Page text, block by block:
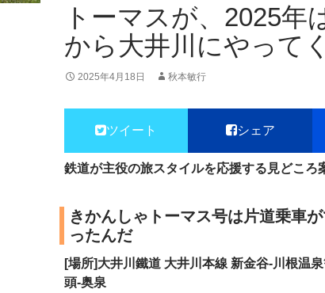
トーマスが、2025年
から大井川にやって
2025年4月18日 秋本敏行
ツイート シェア
鉄道が主役の旅スタイルを応援する見どころ
きかんしゃトーマス号は片道乗車
ったんだ
[場所]大井川鐵道 大井川本線 新金谷-川根温
頭-奥泉